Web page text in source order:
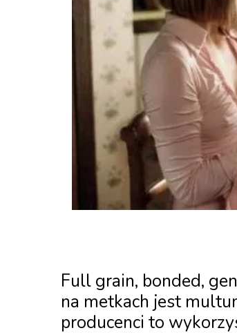
Full grain, bonded,
na metkach jest
producenci to